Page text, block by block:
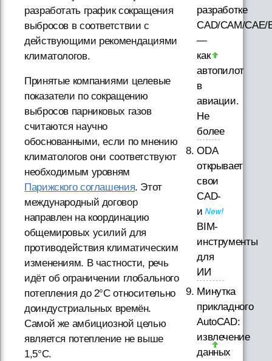
разработать график сокращения
выбросов в соответствии с
действующими рекомендациями
климатологов.
Принятые компаниями целевые
показатели по сокращению
выбросов парниковых газов
считаются научно
обоснованными, если по мнению
климатологов они соответствуют
необходимым уровням
Парижского соглашения. Этот
международный договор
направлен на координацию
общемировых усилий для
противодействия климатическим
изменениям. В частности, речь
идёт об ограничении глобального
потепления до 2°С относительно
доиндустриальных времён.
Самой же амбициозной целью
является потепление не выше
1,5°С.
разработке
CAD/CAM/CAE/
—
как
автопилот
в
авиации.
Не
более
ODA
открывает
свои
CAD-
и
BIM-
инструменты
для
ИИ
Минутка
прикладного
AutoCAD:
извлечение
данных